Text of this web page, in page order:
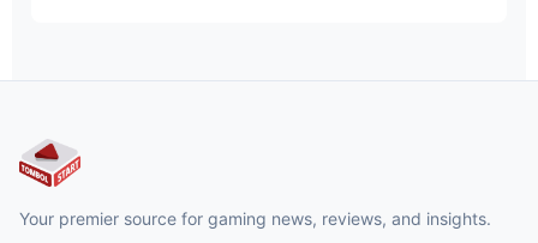
Your premier source for gaming news, reviews, and insights.